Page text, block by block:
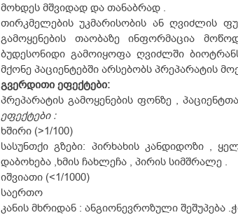
მოხდეს მშვიდად და თანაბრად .
თირკმელების უკმარისობის ან ღვიძლის
გამოყენების თაობაზე ინფორმაცია
ბუდესონიდი გამოიყოფა ღვიძლში
მქონე პაციენტებში არსებობს პრეპარატის
გვერდითი ეფექტები:
პრეპარატის გამოყენების ფონზე ,
ეფექტები :
ხშირი (>1/100)
სასუნთქი გზები: პირხახის კანდიდოზი ,
დაბოხება ,ხმის ჩახლეჩა , პირის სიმშრალე .
იშვიათი (<1/1000)
საერთო
კანის მხრიდან : ანგიონევროზული შეშუპება